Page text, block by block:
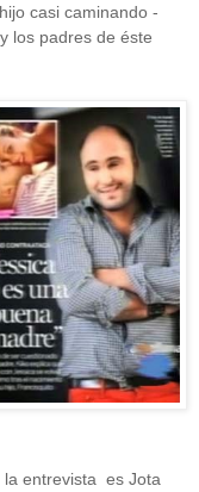
casi caminando -
los padres de éste
la entrevista es Jota